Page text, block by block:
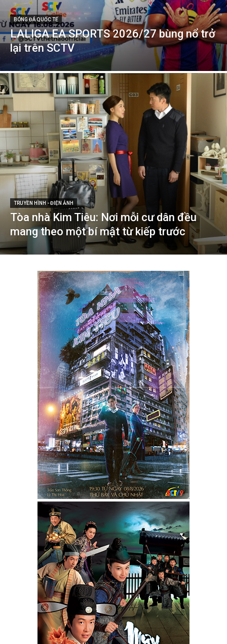
BÓNG ĐÁ QUỐC TẾ
LALIGA EA SPORTS 2026/27 bùng nổ trở
lại trên SCTV
TRUYỀN HÌNH - ĐIỆN ẢNH
Tòa nhà Kim Tiêu: Nơi mỗi cư dân đều
mang theo một bí mật từ kiếp trước